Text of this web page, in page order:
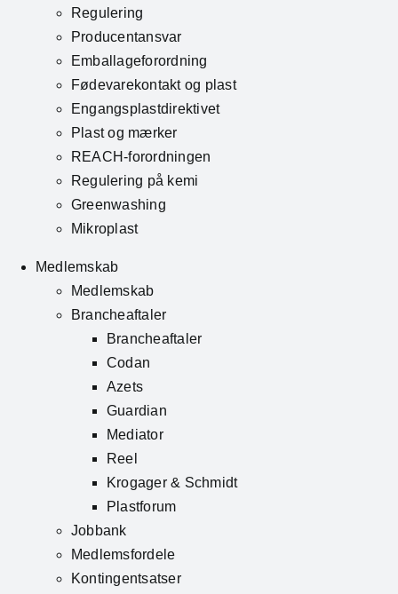
Regulering
Producentansvar
Emballageforordning
Fødevarekontakt og plast
Engangsplastdirektivet
Plast og mærker
REACH-forordningen
Regulering på kemi
Greenwashing
Mikroplast
Medlemskab
Medlemskab
Brancheaftaler
Brancheaftaler
Codan
Azets
Guardian
Mediator
Reel
Krogager & Schmidt
Plastforum
Jobbank
Medlemsfordele
Kontingentsatser